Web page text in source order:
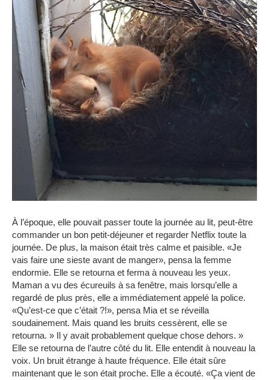
À l’époque, elle pouvait passer toute la journée au lit, peut-être
commander un bon petit-déjeuner et regarder Netflix toute la
journée. De plus, la maison était très calme et paisible. «Je
vais faire une sieste avant de manger», pensa la femme
endormie. Elle se retourna et ferma à nouveau les yeux.
Maman a vu des écureuils à sa fenêtre, mais lorsqu’elle a
regardé de plus près, elle a immédiatement appelé la police.
«Qu’est-ce que c’était ?!», pensa Mia et se réveilla
soudainement. Mais quand les bruits cessèrent, elle se
retourna. » Il y avait probablement quelque chose dehors. »
Elle se retourna de l’autre côté du lit. Elle entendit à nouveau la
voix. Un bruit étrange à haute fréquence. Elle était sûre
maintenant que le son était proche. Elle a écouté. «Ça vient de